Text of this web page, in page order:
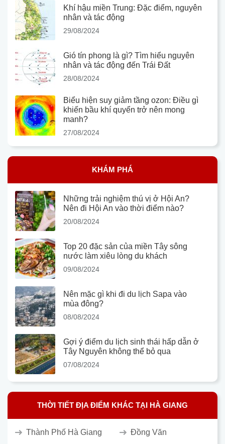
Khí hậu miền Trung: Đặc điểm, nguyên
nhân và tác động
29/08/2024
Gió tín phong là gì? Tìm hiểu nguyên
nhân và tác động đến Trái Đất
28/08/2024
Biểu hiện suy giảm tầng ozon: Điều gì
khiến bầu khí quyển trở nên mong
manh?
27/08/2024
KHÁM PHÁ
Những trải nghiệm thú vị ở Hội An?
Nên đi Hội An vào thời điểm nào?
20/08/2024
Top 20 đặc sản của miền Tây sông
nước làm xiêu lòng du khách
09/08/2024
Nên mặc gì khi đi du lịch Sapa vào
mùa đông?
08/08/2024
Gợi ý điểm du lịch sinh thái hấp dẫn ở
Tây Nguyên không thể bỏ qua
07/08/2024
THỜI TIẾT ĐỊA ĐIỂM KHÁC TẠI HÀ GIANG
Thành Phố Hà Giang Đồng Văn